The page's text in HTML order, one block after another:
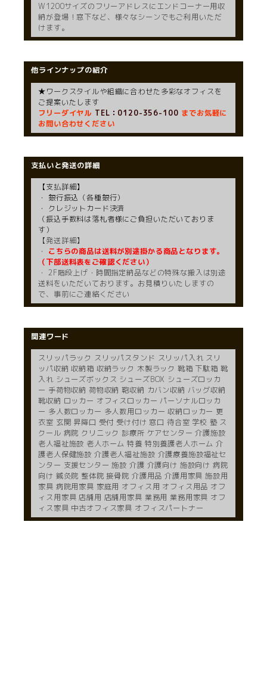
W1200サイズのフリーアドレスにエンドコーナー用収
納が登場！窓下など、様々なシーンでもご利用いただ
けます。
他ラインナップの紹介
★ワークスタイルや組織に合わせた多彩なオフィスを
ご提案いたします
フリーダイヤル TEL：0120-356-100 までお気軽に
お問い合わせください
支払いと発送の詳細
【支払詳細】
・ 銀行振込（各種銀行）
・ クレジットカード決済
（振込手数料は落札者様にご負担いただいておりま
す）
【発送詳細】
・
こちらの商品は送料が別途掛かる商品となります。
（下部送料表をご確認ください）
・ 2F階段上げ・時間指定納品などの特殊な搬入は別途
送料をいただいております。お見積りいたしますの
で、事前にご連絡ください
関連ワード
スリッパラック スリッパスタンド スリッパ入れ スリ
ッパ収納 収納箱 収納ラック 木製ラック 靴箱 下駄箱 靴
入れ シューズボックス シューズBOX シューズロッカ
ー 手荷物収納 荷物収納 鞄収納 カバン収納 バッグ収納
靴収納 ロッカー オフィスロッカー パーソナルロッカ
ー 多人数ロッカー 多人数用ロッカー 収納ロッカー 更
衣室 玄関 昇降口 受付 受け付け 窓口 待合室 学校 塾 ス
クール 病院 クリニック 診療所 ケアセンター 介護施設
老人福祉施設 老人ホーム 特養 特別養護老人ホーム 介
護老人保健施設 介護老人福祉施設 介護療養施設福祉セ
ンター 支援センター 施設 介護 介護向け 施設向け 病院
向け 鍼灸院 整体院 接骨院 介護用品 介護用家具 施設用
家具 病院用家具 家庭用 オフィス用 オフィス用品 オフ
ィス用家具 店舗用 店舗用家具 業務用 業務用家具 オフ
ィス家具 中古オフィス家具 オフィスパートナー